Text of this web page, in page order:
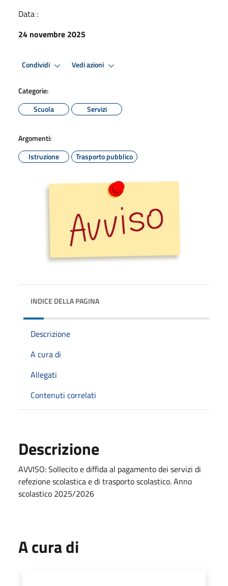
Data :
24 novembre 2025
Condividi Vedi azioni
Categorie:
Scuola
Servizi
Argomenti:
Istruzione
Trasporto pubblico
INDICE DELLA PAGINA
Descrizione
A cura di
Allegati
Contenuti correlati
Descrizione
AVVISO: Sollecito e diffida al pagamento dei servizi di
refezione scolastica e di trasporto scolastico. Anno
scolastico 2025/2026
A cura di